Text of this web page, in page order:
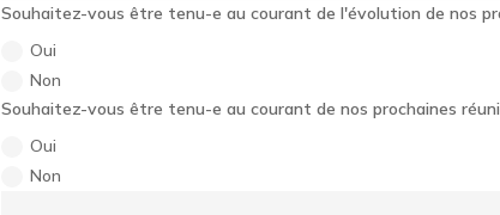
Souhaitez-vous être tenu-e au courant de l'évolution de nos
Oui
Non
Souhaitez-vous être tenu-e au courant de nos prochaines
Oui
Non